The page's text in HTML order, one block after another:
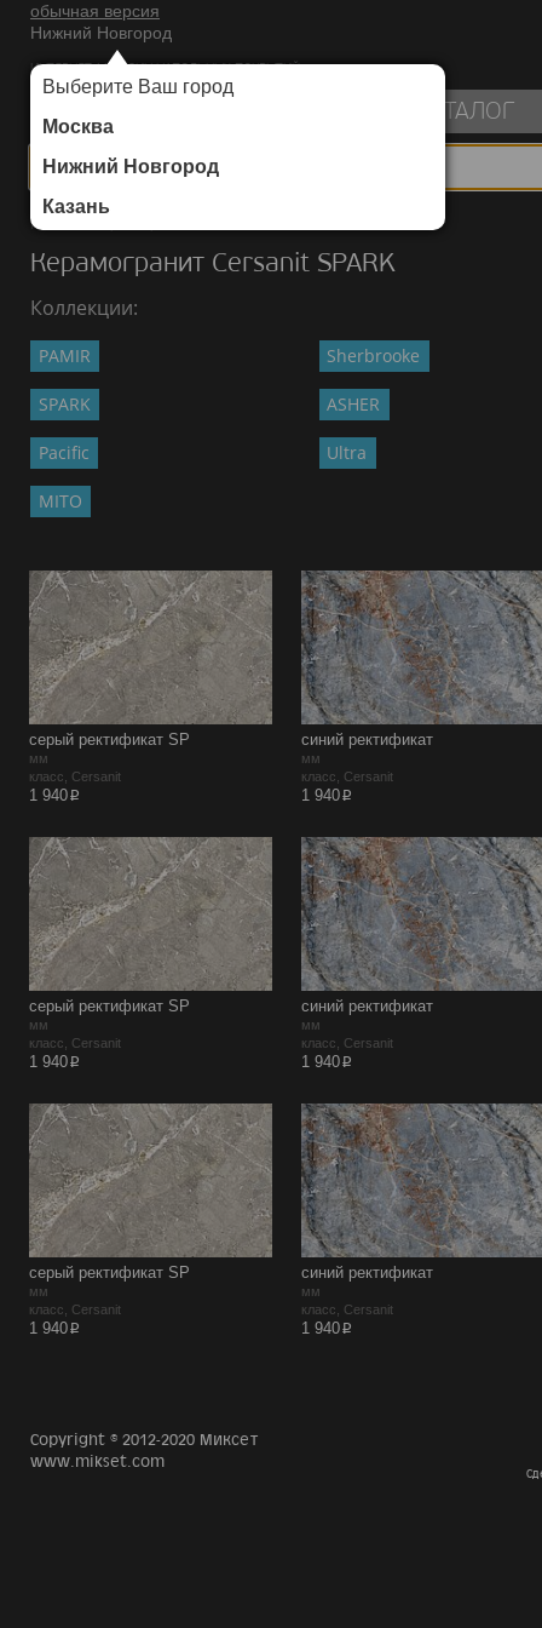
обычная версия
Нижний Новгород
Выберите Ваш город
Москва
Нижний Новгород
Казань
ИНТЕРНЕТ-МАГАЗИН НАПОЛЬНЫХ ПОКРЫТИЙ
КАТАЛОГ
Каталог
Керамогранит Cersanit SPARK
Коллекции:
PAMIR Sherbrooke
SPARK ASHER
Pacific Ultra
MITO
серый ректификат SP
мм
класс, Cersanit
1 940p
синий ректификат
мм
класс, Cersanit
1 940p
серый ректификат SP
мм
класс, Cersanit
1 940p
синий ректификат
мм
класс, Cersanit
1 940p
серый ректификат SP
мм
класс, Cersanit
1 940p
синий ректификат
мм
класс, Cersanit
1 940p
Copyright © 2012-2020 Миксет
www.mikset.com